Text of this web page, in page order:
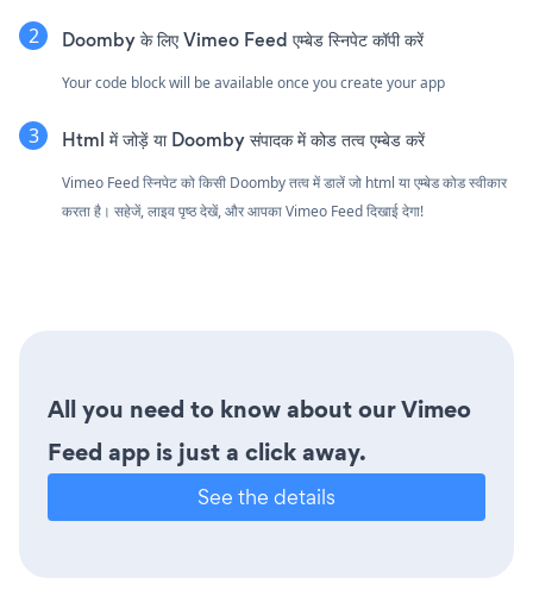
Doomby के लिए Vimeo Feed एम्बेड स्निपेट कॉपी करें
Your code block will be available once you create your app
Html में जोड़ें या Doomby संपादक में कोड तत्व एम्बेड करें
Vimeo Feed स्निपेट को किसी Doomby तत्व में डालें जो html या एम्बेड कोड स्वीकार
करता है। सहेजें, लाइव पृष्ठ देखें, और आपका Vimeo Feed दिखाई देगा!
All you need to know about our Vimeo
Feed app is just a click away.
See the details